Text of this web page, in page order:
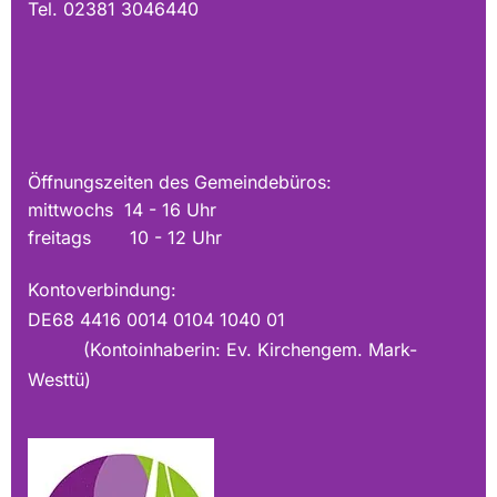
Tel. 02381 3046440
Öffnungszeiten des Gemeindebüros:
mittwochs 14 - 16 Uhr
freitags 10 - 12 Uhr
Kontoverbindung:
DE68 4416 0014 0104 1040 01
(Kontoinhaberin: Ev. Kirchengem. Mark-
Westtü)